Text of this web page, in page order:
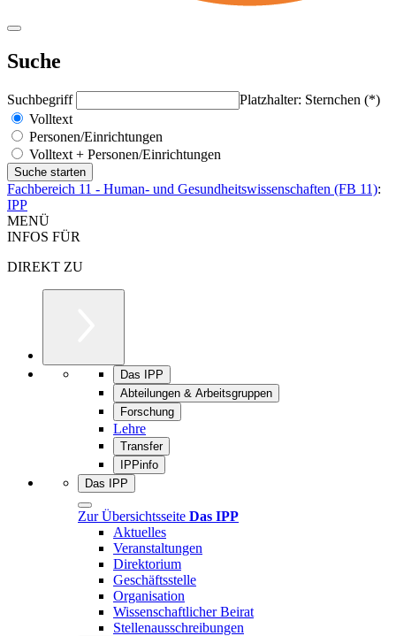
Suche
Suchbegriff
Platzhalter: Sternchen (*)
Volltext
Personen/Einrichtungen
Volltext + Personen/Einrichtungen
Fachbereich 11 - Human- und Gesundheitswissenschaften (FB 11):
IPP
MENÜ
INFOS FÜR
DIREKT ZU
Das IPP
Abteilungen & Arbeitsgruppen
Forschung
Lehre
Transfer
IPPinfo
Das IPP
Zur Übersichtsseite Das IPP
Aktuelles
Veranstaltungen
Direktorium
Geschäftsstelle
Organisation
Wissenschaftlicher Beirat
Stellenausschreibungen